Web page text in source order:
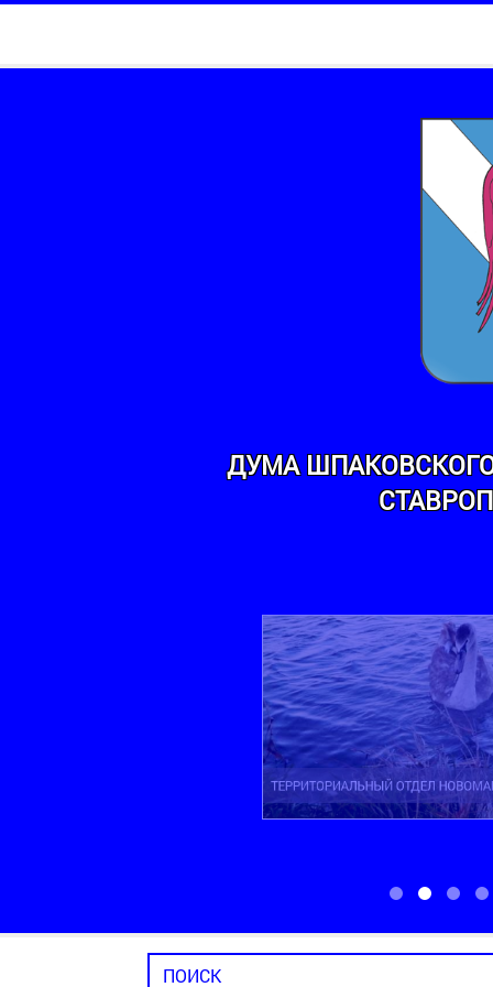
ДУМА
ТЕРРИТОРИАЛЬНЫЙ ОТДЕЛ